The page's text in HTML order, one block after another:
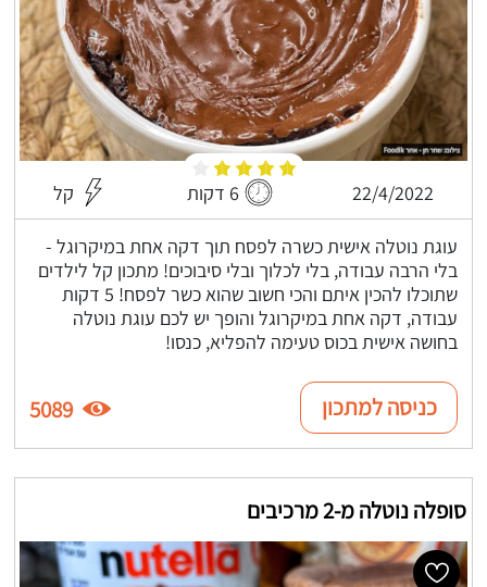
22/4/2022 6 דקות קל
עוגת נוטלה אישית כשרה לפסח תוך דקה אחת במיקרוגל -
בלי הרבה עבודה, בלי לכלוך ובלי סיבוכים! מתכון קל לילדים
שתוכלו להכין איתם והכי חשוב שהוא כשר לפסח! 5 דקות
עבודה, דקה אחת במיקרוגל והופך יש לכם עוגת נוטלה
בחושה אישית בכוס טעימה להפליא, כנסו!
כניסה למתכון 5089
סופלה נוטלה מ-2 מרכיבים